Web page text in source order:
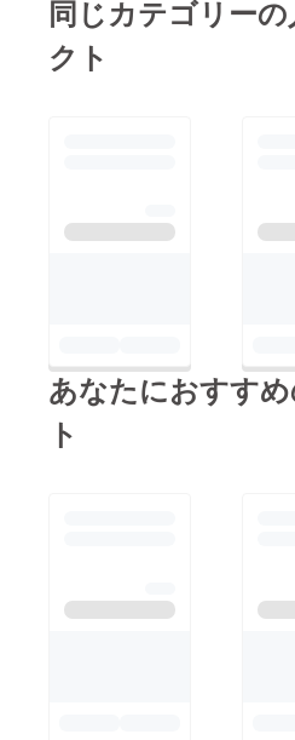
同じカテゴリー
クト
あなたにおすす
ト